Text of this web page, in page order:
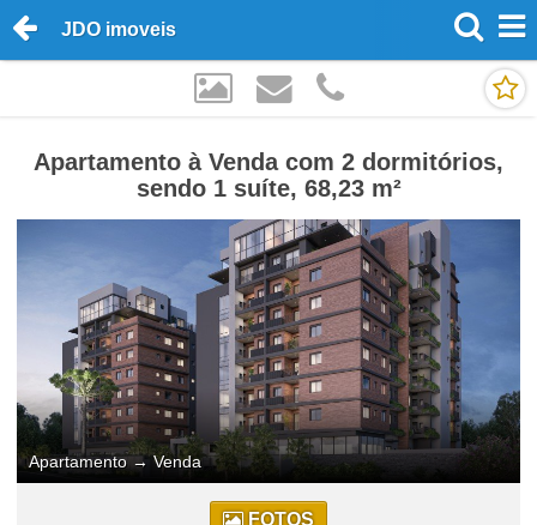
JDO imoveis
Apartamento à Venda com 2 dormitórios,
sendo 1 suíte, 68,23 m²
Apartamento→Venda
FOTOS